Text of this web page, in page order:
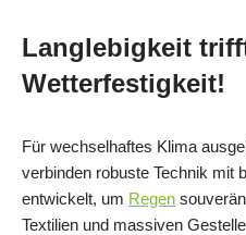
Langlebigkeit
Wetterfestigkeit!
Für wechselhaftes Klima
verbinden robuste Technik mit
entwickelt, um Regen
Textilien und massiven